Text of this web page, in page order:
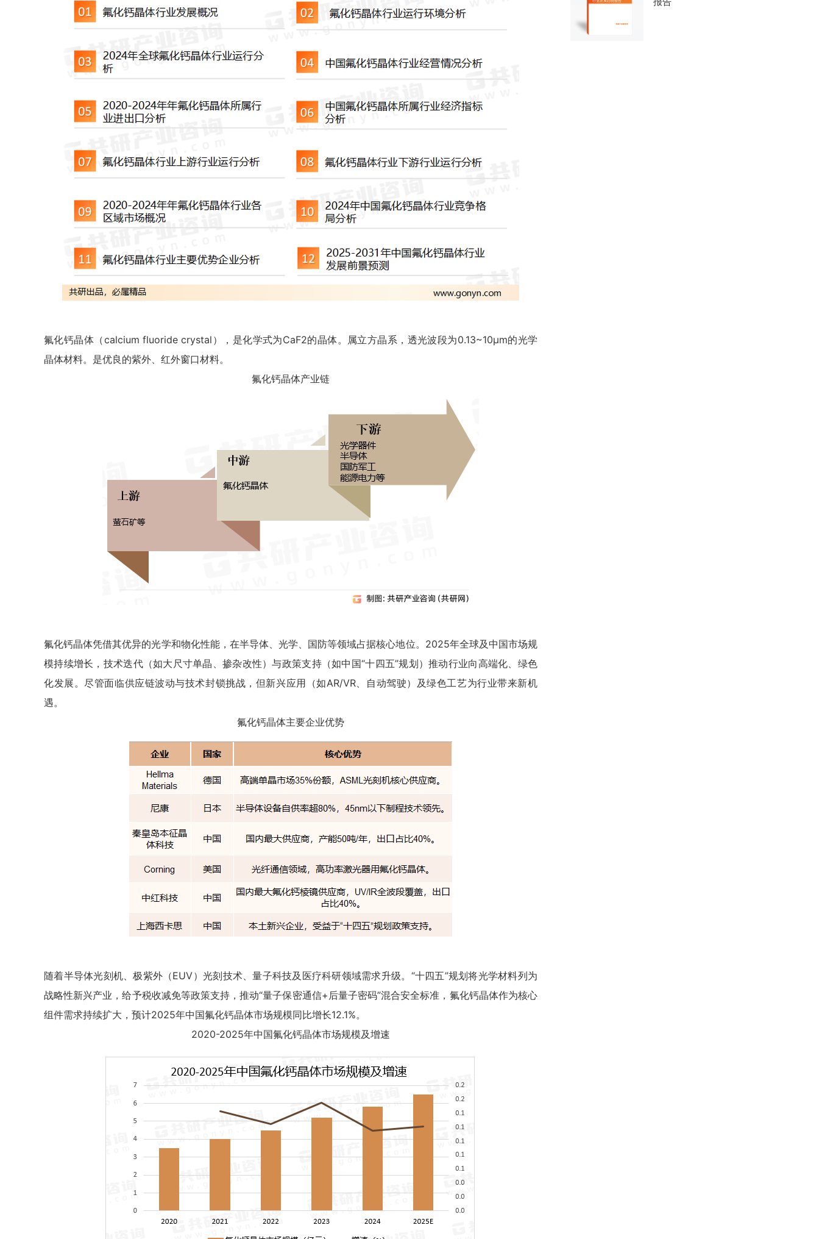
氟化钙晶体（calcium fluoride crystal），是化学式为CaF2的晶体。属立方晶系，透光波段为0.13~10µm的光学
晶体材料。是优良的紫外、红外窗口材料。
氟化钙晶体产业链
氟化钙晶体凭借其优异的光学和物化性能，在半导体、光学、国防等领域占据核心地位。2025年全球及中国市场规
模持续增长，技术迭代（如大尺寸单晶、掺杂改性）与政策支持（如中国“十四五”规划）推动行业向高端化、绿色
化发展。尽管面临供应链波动与技术封锁挑战，但新兴应用（如AR/VR、自动驾驶）及绿色工艺为行业带来新机
遇。
氟化钙晶体主要企业优势
随着半导体光刻机、极紫外（EUV）光刻技术、量子科技及医疗科研领域需求升级。“十四五”规划将光学材料列为
战略性新兴产业，给予税收减免等政策支持，推动“量子保密通信+后量子密码”混合安全标准，氟化钙晶体作为核心
组件需求持续扩大，预计2025年中国氟化钙晶体市场规模同比增长12.1%。
2020-2025年中国氟化钙晶体市场规模及增速